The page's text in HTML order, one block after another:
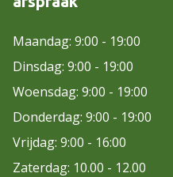
Maandag: 9:00 - 19:00
Dinsdag: 9:00 - 19:00
Woensdag: 9:00 - 19:00
Donderdag: 9:00 - 19:00
Vrijdag: 9:00 - 16:00
Zaterdag: 10.00 - 12.00